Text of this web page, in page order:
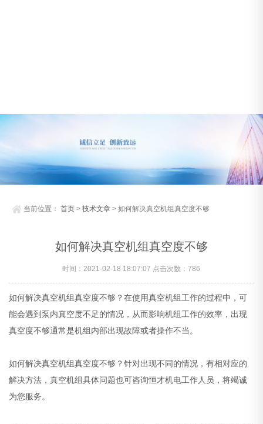
当前位置：首页 >技术文章 > 如何解决真空机组真空度不够
如何解决真空机组真空度不够
时间：2021-02-18 18:07:07 点击次数：786
如何解决真空机组真空度不够？在使用真空机组工作的过程中，可
能会遇到泵内真空度不足的情况，从而影响机组工作的效率，出现
真空度不够通常是机组内部出现故障或者操作不当。
如何解决真空机组真空度不够？针对出现不同的情况，有相对应的
解决方法，真空机组具体问题也可咨询恒才机电工作人员，将竭诚
为您服务。